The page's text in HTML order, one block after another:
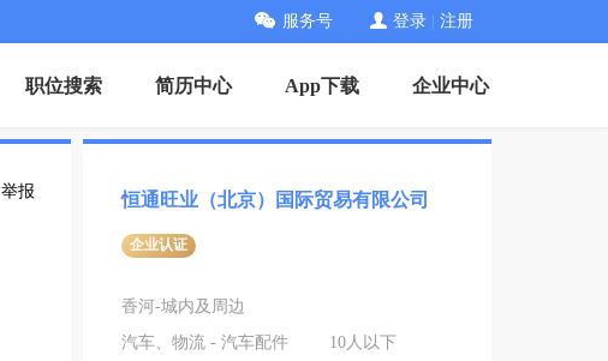
服务号 登录 注册
职位搜索 简历中心 App下载 企业中心
举报 恒通旺业（北京）国际贸易有限公司
企业认证
香河-城内及周边
汽车、物流 - 汽车配件
10人以下